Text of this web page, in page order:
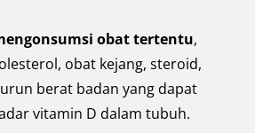
obat tertentu,
obat kejang, steroid,
berat badan yang dapat
vitamin D dalam tubuh.